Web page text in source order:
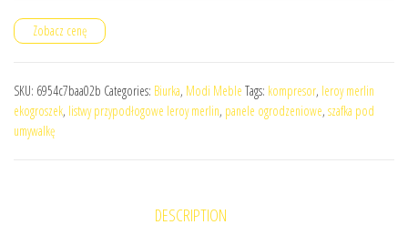
Zobacz cenę
SKU: 6954c7baa02b Categories: Biurka, Modi Meble Tags: kompresor, leroy merlin
ekogroszek, listwy przypodłogowe leroy merlin, panele ogrodzeniowe, szafka pod
umywalkę
DESCRIPTION